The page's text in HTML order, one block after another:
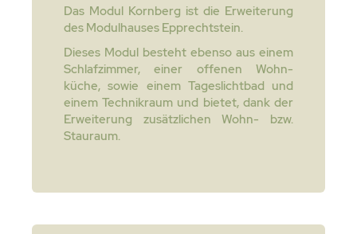
Das Modul Kornberg ist die Erweiterung
des Modulhauses Epprechtstein.
Dieses Modul besteht ebenso aus einem
Schlafzimmer, einer offenen Wohn-
küche, sowie einem Tageslichtbad und
einem Technikraum und bietet, dank der
Erweiterung zusätzlichen Wohn- bzw.
Stauraum.